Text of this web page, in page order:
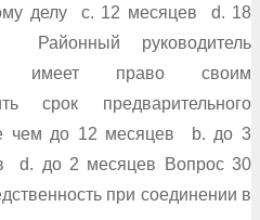
делу c. 12 месяцев d. 18
руководитель
имеет право своим
срок предварительного
чем до 12 месяцев b. до 3
d. до 2 месяцев Вопрос 30
при соединении в